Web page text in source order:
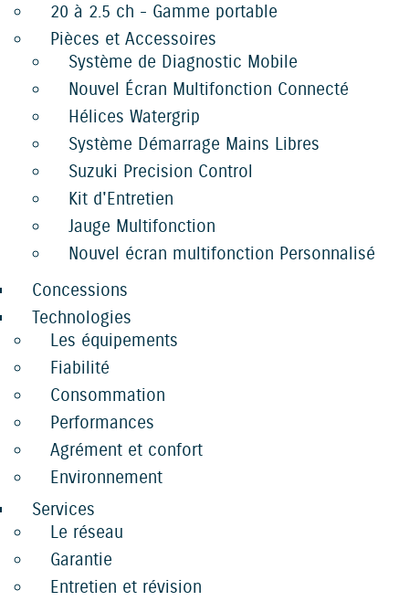
20 à 2.5 ch - Gamme portable
Pièces et Accessoires
Système de Diagnostic Mobile
Nouvel Écran Multifonction Connecté
Hélices Watergrip
Système Démarrage Mains Libres
Suzuki Precision Control
Kit d'Entretien
Jauge Multifonction
Nouvel écran multifonction Personnalisé
Concessions
Technologies
Les équipements
Fiabilité
Consommation
Performances
Agrément et confort
Environnement
Services
Le réseau
Garantie
Entretien et révision